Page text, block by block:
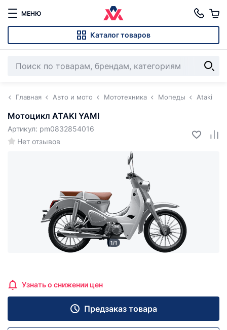
МЕНЮ
Каталог товаров
Главная Авто и мото Мототехника Мопеды Ataki
Мотоцикл ATAKI YAMI
Нет отзывов
Артикул: pm0832854016
1/1
Узнать о снижении цен
Предзаказ товара